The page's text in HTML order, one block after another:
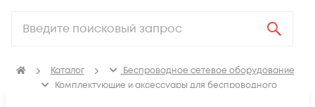
Каталог
Беспроводное сетевое оборудование
Комплектующие и аксессуары для беспроводного